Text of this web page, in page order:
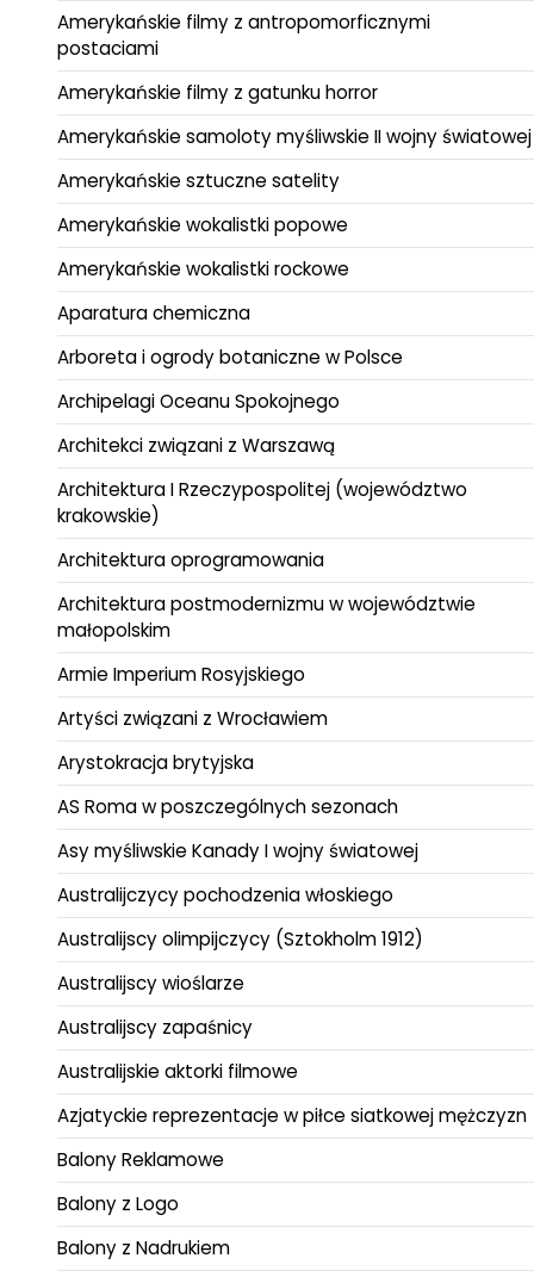
Amerykańskie filmy z antropomorficznymi
postaciami
Amerykańskie filmy z gatunku horror
Amerykańskie samoloty myśliwskie II wojny światowej
Amerykańskie sztuczne satelity
Amerykańskie wokalistki popowe
Amerykańskie wokalistki rockowe
Aparatura chemiczna
Arboreta i ogrody botaniczne w Polsce
Archipelagi Oceanu Spokojnego
Architekci związani z Warszawą
Architektura I Rzeczypospolitej (województwo
krakowskie)
Architektura oprogramowania
Architektura postmodernizmu w województwie
małopolskim
Armie Imperium Rosyjskiego
Artyści związani z Wrocławiem
Arystokracja brytyjska
AS Roma w poszczególnych sezonach
Asy myśliwskie Kanady I wojny światowej
Australijczycy pochodzenia włoskiego
Australijscy olimpijczycy (Sztokholm 1912)
Australijscy wioślarze
Australijscy zapaśnicy
Australijskie aktorki filmowe
Azjatyckie reprezentacje w piłce siatkowej mężczyzn
Balony Reklamowe
Balony z Logo
Balony z Nadrukiem